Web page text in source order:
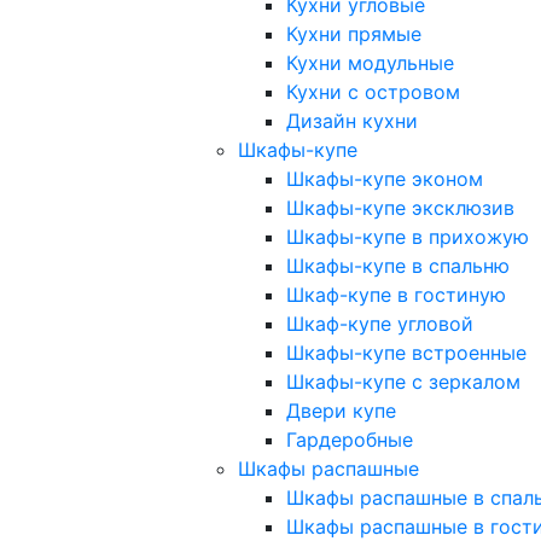
Кухни угловые
Кухни прямые
Кухни модульные
Кухни с островом
Дизайн кухни
Шкафы-купе
Шкафы-купе эконом
Шкафы-купе эксклюзив
Шкафы-купе в прихожую
Шкафы-купе в спальню
Шкаф-купе в гостиную
Шкаф-купе угловой
Шкафы-купе встроенные
Шкафы-купе с зеркалом
Двери купе
Гардеробные
Шкафы распашные
Шкафы распашные в
Шкафы распашные в